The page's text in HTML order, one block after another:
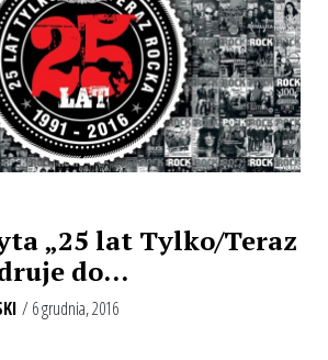
„25 lat Tylko/Teraz
do…
/ 6 grudnia, 2016